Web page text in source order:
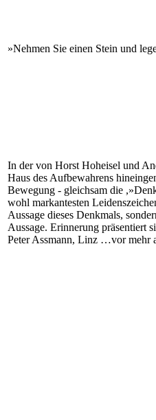
»Nehmen Sie einen Stein und
In der von Horst Hoheisel und
Haus des Aufbewahrens
Bewegung - gleichsam die
wohl markantesten
Aussage dieses Denkmals,
Aussage. Erinnerung präsentiert
Peter Assmann, Linz …vor mehr